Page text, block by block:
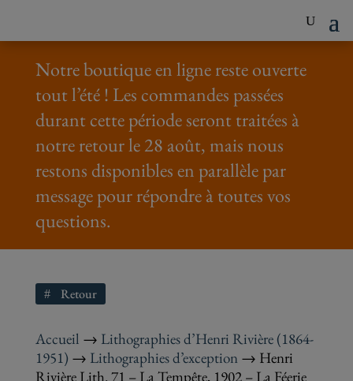
Notre boutique en ligne reste ouverte
tout l’été ! Les commandes passées
durant cette période seront traitées à
notre retour le 28 août, mais nous
restons disponibles en parallèle par
message pour répondre à toutes vos
questions.
Retour
Accueil → Lithographies d’Henri Rivière (1864-
1951) → Lithographies d’exception→ Henri
Rivière Lith. 71 – La Tempête, 1902 – La Féerie